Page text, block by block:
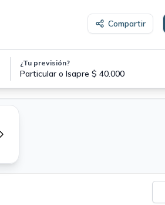
Compartir
¿Tu previsión?
Particular o Isapre $ 40.000